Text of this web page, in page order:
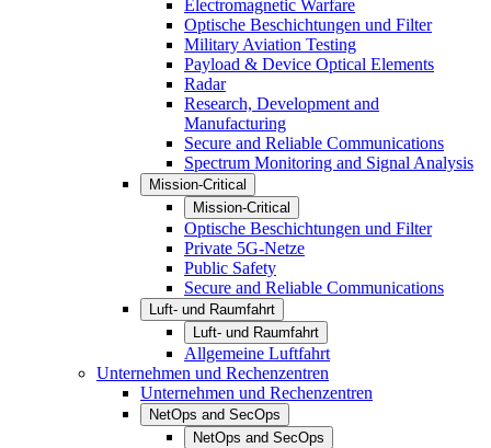
Electromagnetic Warfare
Optische Beschichtungen und Filter
Military Aviation Testing
Payload & Device Optical Elements
Radar
Research, Development and
Manufacturing
Secure and Reliable Communications
Spectrum Monitoring and Signal Analysis
Mission-Critical
Mission-Critical
Optische Beschichtungen und Filter
Private 5G-Netze
Public Safety
Secure and Reliable Communications
Luft- und Raumfahrt
Luft- und Raumfahrt
Allgemeine Luftfahrt
Unternehmen und Rechenzentren
Unternehmen und Rechenzentren
NetOps and SecOps
NetOps and SecOps